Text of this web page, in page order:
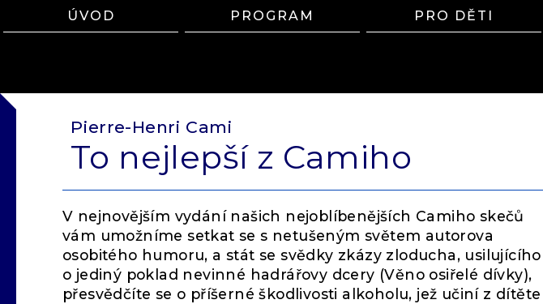
ÚVOD PROGRAM PRO DĚTI
Pierre-Henri Cami
To nejlepší z Camiho
V nejnovějším vydání našich nejoblíbenějších Camiho skečů
vám umožníme setkat se s netušeným světem autorova
osobitého humoru, a stát se svědky zkázy zloducha, usilujícího
o jediný poklad nevinné hadrářovy dcery (Věno osiřelé dívky),
přesvědčíte se o příšerné škodlivosti alkoholu, jež učiní z dítěte